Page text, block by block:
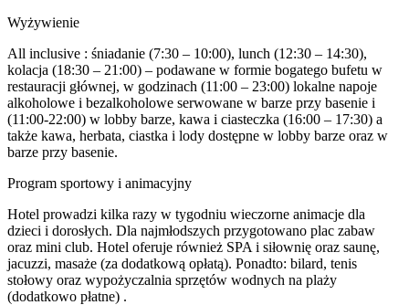
Wyżywienie
All inclusive : śniadanie (7:30 – 10:00), lunch (12:30 – 14:30),
kolacja (18:30 – 21:00) – podawane w formie bogatego bufetu w
restauracji głównej, w godzinach (11:00 – 23:00) lokalne napoje
alkoholowe i bezalkoholowe serwowane w barze przy basenie i
(11:00-22:00) w lobby barze, kawa i ciasteczka (16:00 – 17:30) a
także kawa, herbata, ciastka i lody dostępne w lobby barze oraz w
barze przy basenie.
Program sportowy i animacyjny
Hotel prowadzi kilka razy w tygodniu wieczorne animacje dla
dzieci i dorosłych. Dla najmłodszych przygotowano plac zabaw
oraz mini club. Hotel oferuje również SPA i siłownię oraz saunę,
jacuzzi, masaże (za dodatkową opłatą). Ponadto: bilard, tenis
stołowy oraz wypożyczalnia sprzętów wodnych na plaży
(dodatkowo płatne) .